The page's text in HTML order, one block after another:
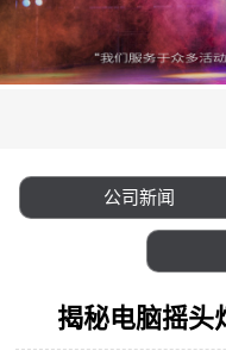
公司新闻
揭秘电脑摇头